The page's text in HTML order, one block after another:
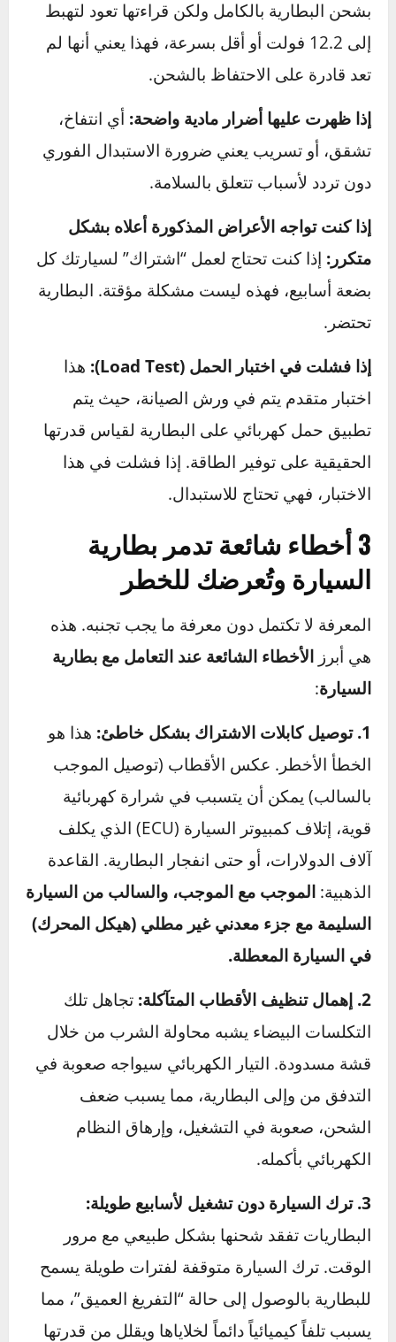
السيارة؟ (قائمة التحقق النهائية)
اتخاذ قرار الاستبدال يمكن أن يكون محيراً. استخدم
قائمة التحقق هذه لتحديد
متى يجب استبدال
البطاريةبشكل قاطع:
إذا تجاوز عمرها 4 سنوات:
العمر الافتراضي لبطارية
السيارة
يتراوح بين 3 إلى 5 سنوات. حتى لو كانت
تعمل بشكل جيد بعد 4 سنوات، فهي تعمل في
“الوقت بدل الضائع” ومعرضة للتلف المفاجئ في
أي لحظة.
إذا فشلت في اختبار الجهد باستمرار:إذا قمت
بشحن البطارية بالكامل ولكن قراءتها تعود لتهبط
إلى 12.2 فولت أو أقل بسرعة، فهذا يعني أنها لم
تعد قادرة على الاحتفاظ بالشحن.
إذا ظهرت عليها أضرار مادية واضحة:
تشقق، أو تسريب يعني ضرورة الاستبدال الفوري
دون تردد لأسباب تتعلق بالسلامة.
إذا كنت تواجه الأعراض المذكورة أعلاه بشكل
متكرر:إذا كنت تحتاج لعمل “اشتراك” لسيارتك كل
بضعة أسابيع، فهذه ليست مشكلة مؤقتة. البطارية
تحتضر.
إذا فشلت في اختبار الحمل (Load Test): هذا
اختبار متقدم يتم في ورش الصيانة، حيث يتم
تطبيق حمل كهربائي على البطارية لقياس قدرتها
الحقيقية على توفير الطاقة. إذا فشلت في هذا
الاختبار، فهي تحتاج للاستبدال.
3 أخطاء شائعة تدمر بطارية
السيارة وتُعرضك للخطر
المعرفة لا تكتمل دون معرفة ما يجب تجنبه. هذه
هي أبرزالأخطاء الشائعة عند التعامل مع بطارية
السيارة:
الخطأ الأخطر. عكس الأقطاب (توصيل الموجب
بالسالب) يمكن أن يتسبب في شرارة كهربائية
قوية، إتلاف كمبيوتر السيارة (ECU) الذي يكلف
آلاف الدولارات، أو حتى انفجار البطارية. القاعدة
الذهبية:
الموجب مع الموجب، والسالب من السيارة